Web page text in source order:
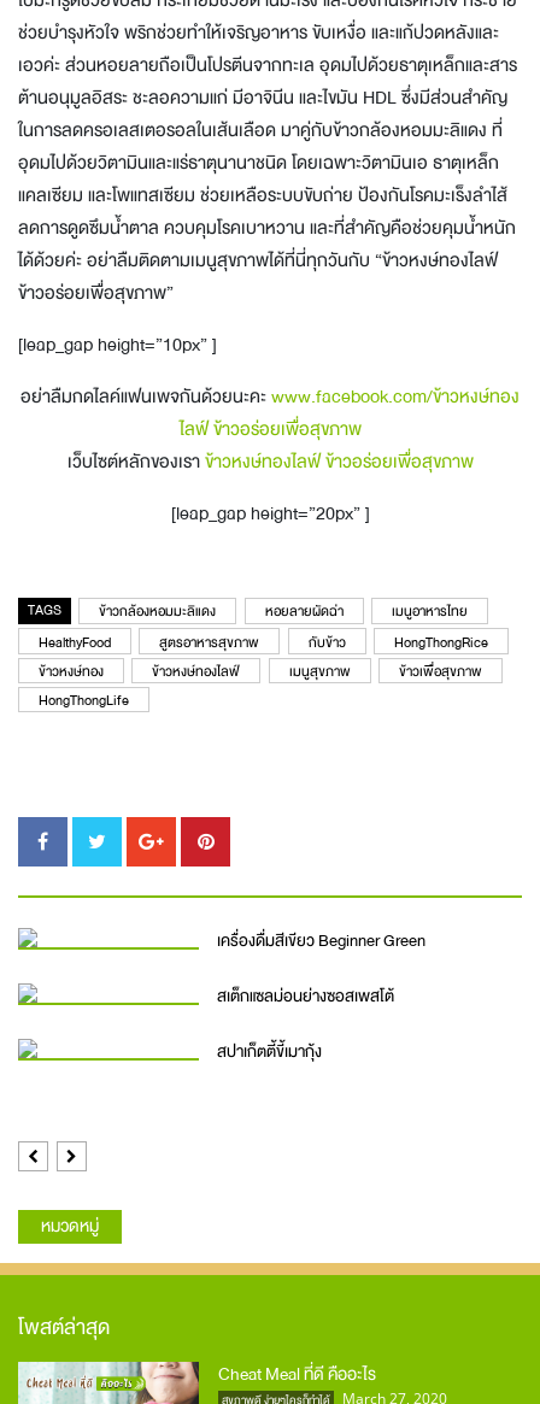
ช่วยบำรุงหัวใจพริกช่วยทำให้เจริญอาหาร ขับเหงื่อ และแก้ปวดหลังและ
เอวค่ะ ส่วนหอยลายถือเป็นโปรตีนจากทะเล อุดมไปด้วยธาตุเหล็กและสาร
ต้านอนุมูลอิสระ ชะลอความแก่ มีอาจินีน และไขมัน HDLซึ่งมีส่วนสำคัญ
ในการลดครอเลสเตอรอลในเส้นเลือด มาคู่กับข้าวกล้องหอมมะลิแดง ที่
อุดมไปด้วยวิตามินและแร่ธาตุนานาชนิด โดยเฉพาะวิตามินเอ ธาตุเหล็ก
แคลเซียม และโพแทสเซียม ช่วยเหลือระบบขับถ่าย ป้องกันโรคมะเร็งลำไส้
ลดการดูดซึมน้ำตาล ควบคุมโรคเบาหวาน และที่สำคัญคือช่วยคุมน้ำหนัก
ได้ด้วยค่ะ อย่าลืมติดตามเมนูสุขภาพได้ที่นี่ทุกวันกับ “ข้าวหงษ์ทองไลฟ์
ข้าวอร่อยเพื่อสุขภาพ”
[leap_gap height=”10px” ]
อย่าลืมกดไลค์แฟนเพจกันด้วยนะคะwww.facebook.com/ข้าวหงษ์ทอง
ไลฟ์ ข้าวอร่อยเพื่อสุขภาพ
เว็บไซต์หลักของเราข้าวหงษ์ทองไลฟ์ ข้าวอร่อยเพื่อสุขภาพ
[leap_gap height=”20px” ]
TAGS ข้าวกล้องหอมมะลิแดง หอยลายผัดฉ่า
เมนูอาหารไทย
HealthyFood
สูตรอาหารสุขภาพ กับข้าว
HongThongRice
ข้าวหงษ์ทอง
ข้าวหงษ์ทองไลฟ์ เมนูสุขภาพ
ข้าวเพื่อสุขภาพ
HongThongLife
เครื่องดื่มสีเขียว Beginner Green
สเต็กแซลม่อนย่างซอสเพสโต้
สปาเก็ตตี้ขี้เมากุ้ง
Previous
Next
หมวดหมู่
โพสต์ล่าสุด
Cheat Meal ที่ดี คืออะไร
สุขภาพดี ง่ายๆใครก็ทำได้ March 27, 2020